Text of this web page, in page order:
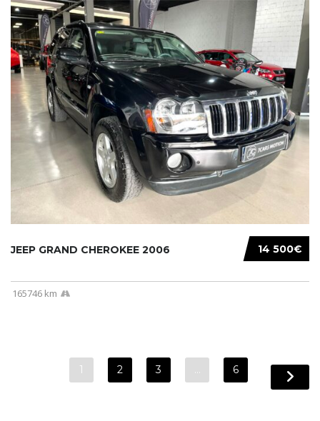
14 500€
JEEP GRAND CHEROKEE 2006
165746 km
1 2 3 … 6